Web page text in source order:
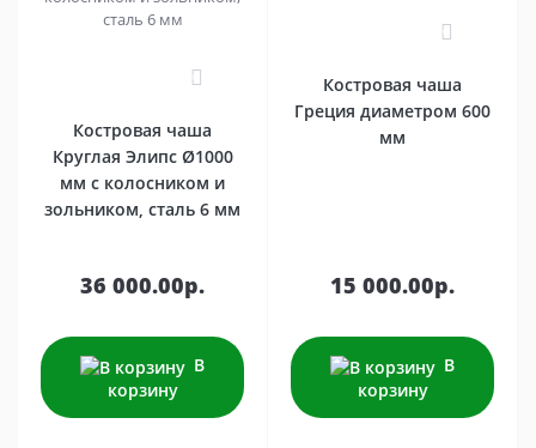
Костровая чаша
Круглая Элипс Ø1000
мм с колосником и
зольником, сталь 6 мм
36 000.00р.
В
корзину
Костровая чаша
Греция диаметром 600
мм
15 000.00р.
В
корзину